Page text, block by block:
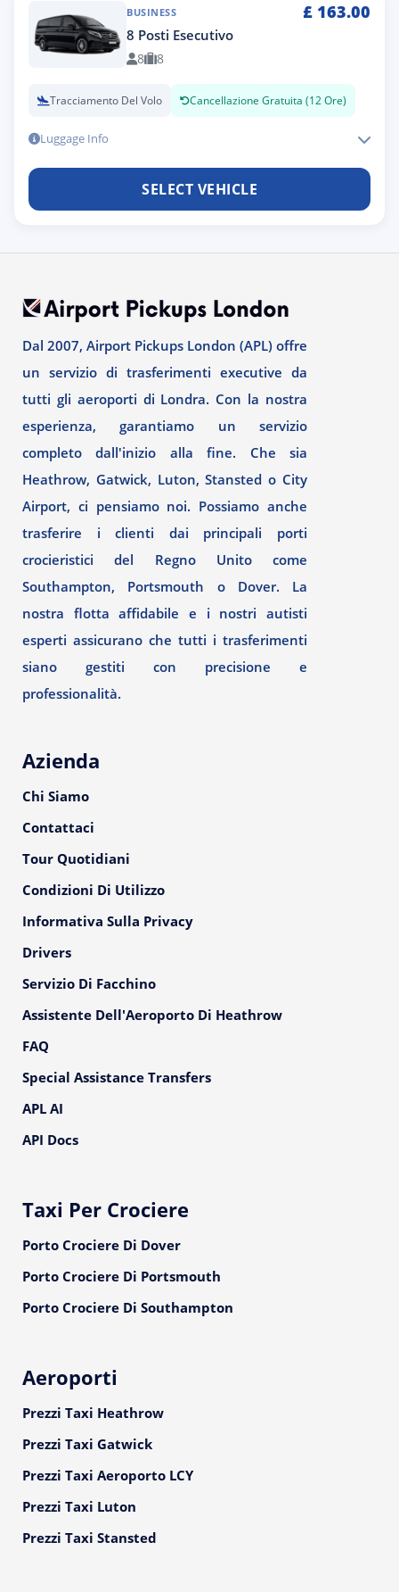
BUSINESS £ 163.00
8 Posti Esecutivo
8 8
Tracciamento Del Volo Cancellazione Gratuita (12 Ore)
Luggage Info
SELECT VEHICLE
Dal 2007, Airport Pickups London (APL) offre
un servizio di trasferimenti executive da
tutti gli aeroporti di Londra. Con la nostra
esperienza, garantiamo un servizio
completo dall'inizio alla fine. Che sia
Heathrow, Gatwick, Luton, Stansted o City
Airport, ci pensiamo noi. Possiamo anche
trasferire i clienti dai principali porti
crocieristici del Regno Unito come
Southampton, Portsmouth o Dover. La
nostra flotta affidabile e i nostri autisti
esperti assicurano che tutti i trasferimenti
siano gestiti con precisione e
professionalità.
Azienda
Chi Siamo
Contattaci
Tour Quotidiani
Condizioni Di Utilizzo
Informativa Sulla Privacy
Drivers
Servizio Di Facchino
Assistente Dell'Aeroporto Di Heathrow
FAQ
Special Assistance Transfers
APL AI
API Docs
Taxi Per Crociere
Porto Crociere Di Dover
Porto Crociere Di Portsmouth
Porto Crociere Di Southampton
Aeroporti
Prezzi Taxi Heathrow
Prezzi Taxi Gatwick
Prezzi Taxi Aeroporto LCY
Prezzi Taxi Luton
Prezzi Taxi Stansted